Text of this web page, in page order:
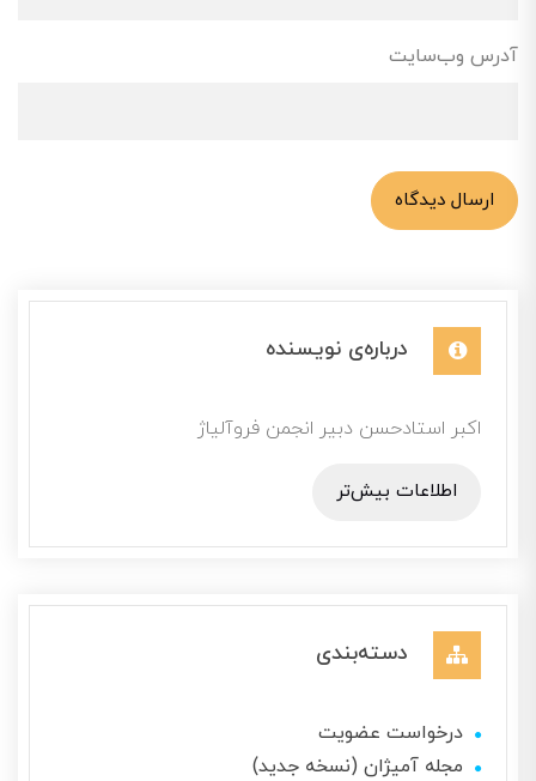
آدرس وب‌سایت
ارسال دیدگاه
درباره‌ی نویسنده
اکبر استادحسن دبیر انجمن فروآلیاژ
اطلاعات بیش‌تر
دسته‌بندی
درخواست عضویت
مجله آمیژان (نسخه جدید)